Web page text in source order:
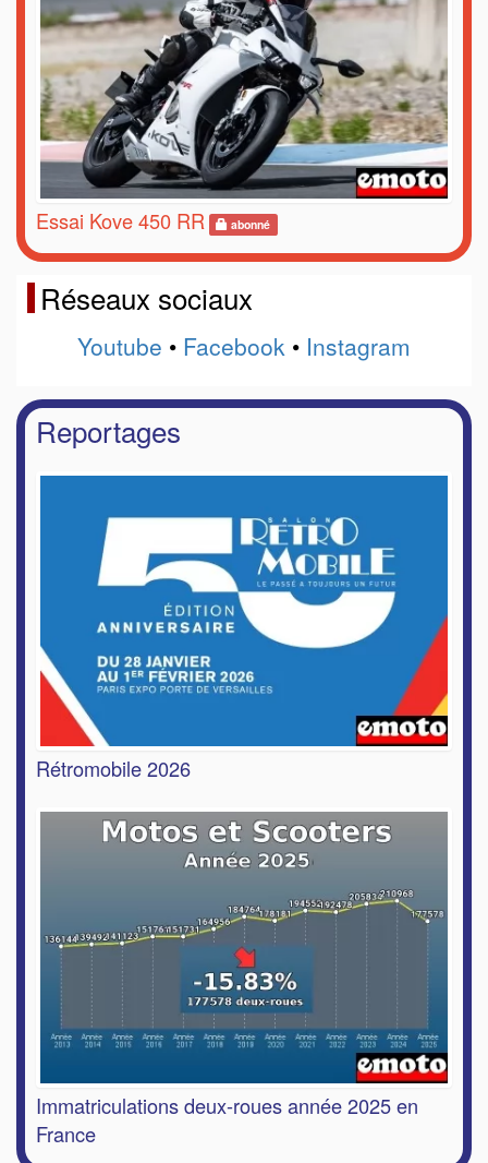
Essai Kove 450 RR abonné
Réseaux sociaux
Youtube • Facebook • Instagram
Reportages
Rétromobile 2026
Immatriculations deux-roues année 2025 en
France